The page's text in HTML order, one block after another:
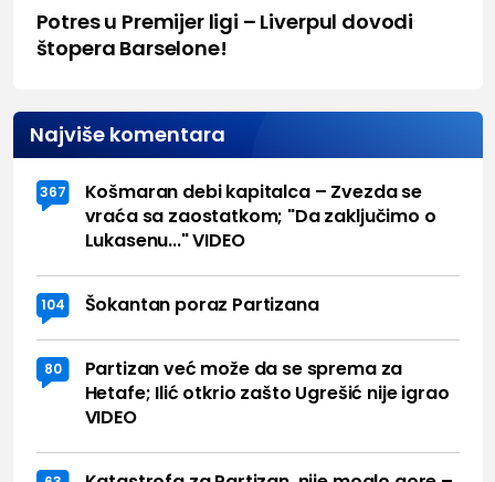
Potres u Premijer ligi – Liverpul dovodi
štopera Barselone!
Najviše komentara
367
Košmaran debi kapitalca – Zvezda se
vraća sa zaostatkom; "Da zaključimo o
Lukasenu..." VIDEO
104 Šokantan poraz Partizana
80
Partizan već može da se sprema za
Hetafe; Ilić otkrio zašto Ugrešić nije igrao
VIDEO